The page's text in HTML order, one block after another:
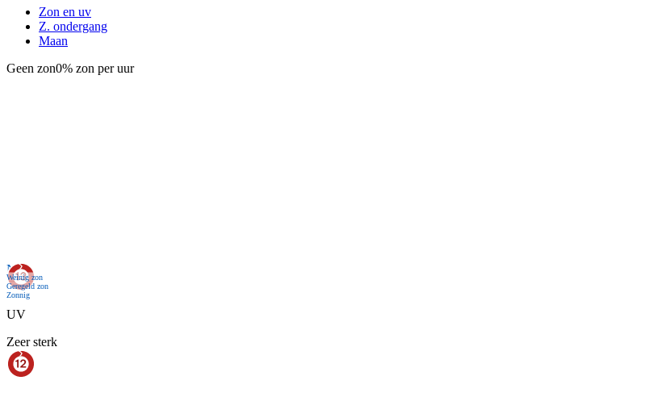
Zon en uv
Z. ondergang
Maan
Geen zon0% zon per uur
Nu
Weinig zon
Geregeld zon
Zonnig
UV
Zeer sterk